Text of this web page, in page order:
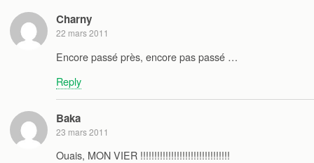
Charny
22 mars 2011
Encore passé près, encore pas passé …
Reply
Baka
23 mars 2011
Ouais, MON VIER !!!!!!!!!!!!!!!!!!!!!!!!!!!!!!!!